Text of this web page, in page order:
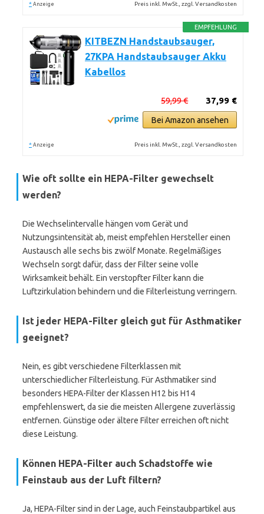
* Anzeige Preis inkl. MwSt., zzgl. Versandkosten
EMPFEHLUNG
KITBEZN Handstaubsauger,
27KPA Handstaubsauger Akku
Kabellos
37,99 €
59,99 €
Bei Amazon ansehen
* Anzeige Preis inkl. MwSt., zzgl. Versandkosten
Wie oft sollte ein HEPA-Filter gewechselt
werden?
Die Wechselintervalle hängen vom Gerät und
Nutzungsintensität ab, meist empfehlen Hersteller einen
Austausch alle sechs bis zwölf Monate. Regelmäßiges
Wechseln sorgt dafür, dass der Filter seine volle
Wirksamkeit behält. Ein verstopfter Filter kann die
Luftzirkulation behindern und die Filterleistung verringern.
Ist jeder HEPA-Filter gleich gut für Asthmatiker
geeignet?
Nein, es gibt verschiedene Filterklassen mit
unterschiedlicher Filterleistung. Für Asthmatiker sind
besonders HEPA-Filter der Klassen H12 bis H14
empfehlenswert, da sie die meisten Allergene zuverlässig
entfernen. Günstige oder ältere Filter erreichen oft nicht
diese Leistung.
Können HEPA-Filter auch Schadstoffe wie
Feinstaub aus der Luft filtern?
Ja, HEPA-Filter sind in der Lage, auch Feinstaubpartikel aus